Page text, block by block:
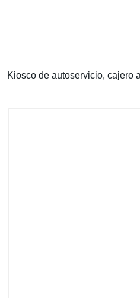
Kiosco de autoservicio, cajero